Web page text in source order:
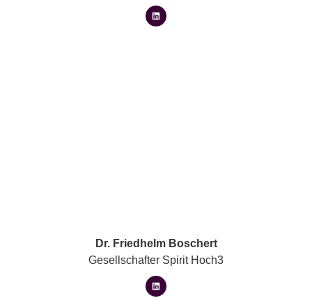
Dr. Friedhelm Boschert
Gesellschafter Spirit Hoch3